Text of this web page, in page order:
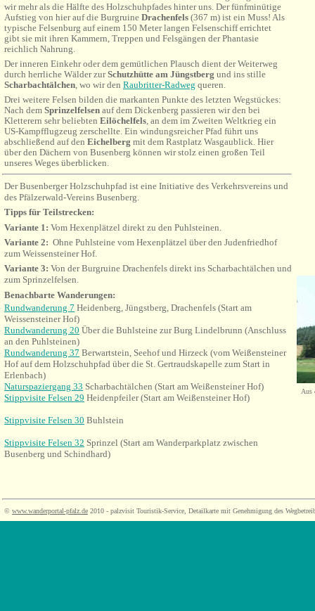
wir mehr als die Hälfte des Holzschuhpfades hinter uns. Der fünfminütige
Aufstieg von hier auf die Burgruine Drachenfels (367 m) ist ein Muss! Als
typische Felsenburg auf einem 150 Meter langen Felsenschiff errichtet
gibt sie mit ihren Kammern, Treppen und Felsgängen der Phantasie
reichlich Nahrung.
Der inneren Einkehr oder dem gemütlichen Plausch dient der Weiterweg
durch herrliche Wälder zurSchutzhütte am Jüngstberg und ins stille
Scharbachtälchen, wo wir den Raubritter-Radweg queren.
Drei weitere Felsen bilden die markanten Punkte des letzten Wegstückes:
Nach dem Sprinzelfelsen auf dem Dickenberg passieren wir den bei
Kletterern sehr beliebten Eilöchelfels, an dem im Zweiten Weltkrieg ein
US-Kampfflugzeug zerschellte. Ein windungsreicher Pfad führt uns
abschließend auf den Eichelberg mit dem Rastplatz Wasgaublick. Hier
über den Dächern von Busenberg können wir stolz einen großen Teil
unseres Weges überblicken.
Der Busenberger Holzschuhpfad ist eine Initiative des Verkehrsvereins und
des Pfälzerwald-Vereins Busenberg.
Tipps für Teilstrecken:
Variante 1: Vom Hexenplätzel direkt zu den Puhlsteinen.
Variante 2: Ohne Puhlsteine vom Hexenplätzel über den Judenfriedhof
zum Weissensteiner Hof.
Variante 3: Von der Burgruine Drachenfels direkt ins Scharbachtälchen und
zum Sprinzelfelsen.
Benachbarte Wanderungen:
Rundwanderung 7 Heidenberg, Jüngstberg, Drachenfels (Start am
Weissensteiner Hof)
Rundwanderung 20 Über die Buhlsteine zur Burg Lindelbrunn (Anschluss
an den Puhlsteinen)
Rundwanderung 37 Berwartstein, Seehof und Hirzeck (vom Weißensteiner
Hof auf dem Holzschuhpfad über die St. Gertraudskapelle zum Start in
Erlenbach)
Naturspaziergang 33 Scharbachtälchen (Start am Weißensteiner Hof)
Stippvisite Felsen 29 Heidenpfeiler(Start am Weißensteiner Hof)
Stippvisite Felsen 30 Buhlstein
Stippvisite Felsen 32 Sprinzel (Start am Wanderparkplatz zwischen
Busenberg und Schindhard)
Aus
© www.wanderportal-pfalz.de 2010 - palzvisit Touristik-Service, Detailkarte mit Genehmigung des